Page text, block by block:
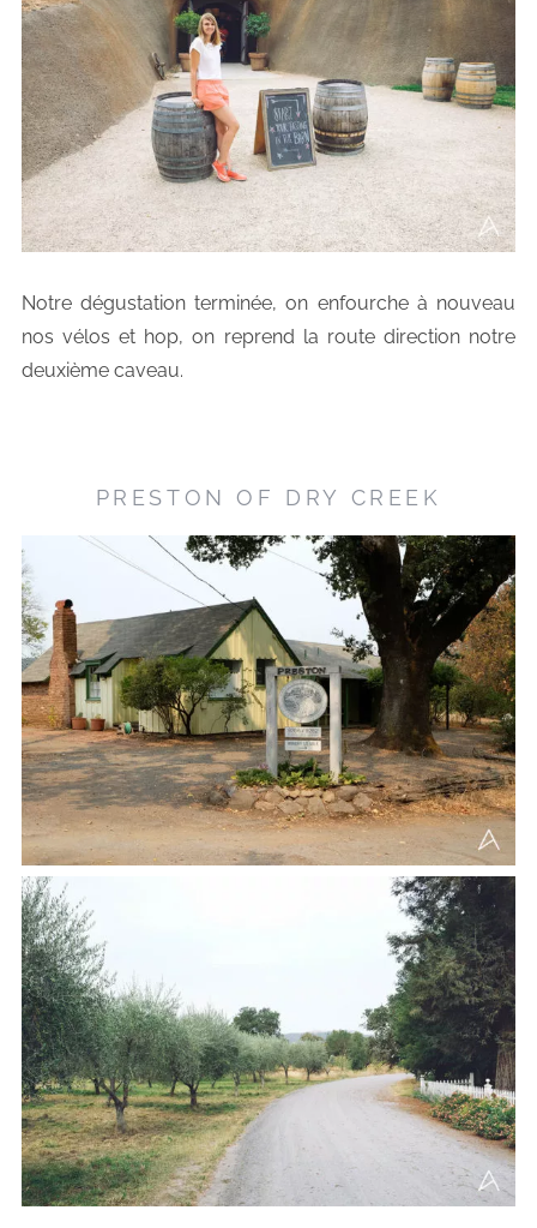
Notre dégustation terminée, on enfourche à nouveau
nos vélos et hop, on reprend la route direction notre
deuxième caveau.
PRESTON OF DRY CREEK